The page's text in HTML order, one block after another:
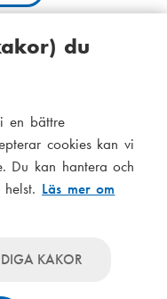
du
en bättre
cookies kan vi
Du kan hantera och
Läs mer om
KAKOR
Temat
alltid
Temat